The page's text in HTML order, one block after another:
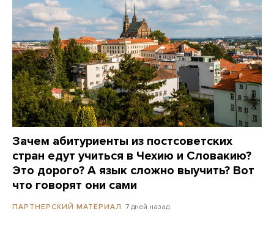
Зачем абитуриенты из постсоветских
стран едут учиться в Чехию и Словакию?
Это дорого? А язык сложно выучить? Вот
что говорят они сами
ПАРТНЕРСКИЙ МАТЕРИАЛ 7 дней назад